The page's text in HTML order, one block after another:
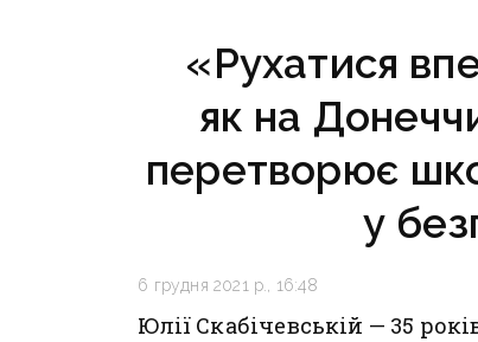
«Рухатися
як на
перетворює
у
6 грудня 2021 р., 16:48
Юлії Скабічевській — 35